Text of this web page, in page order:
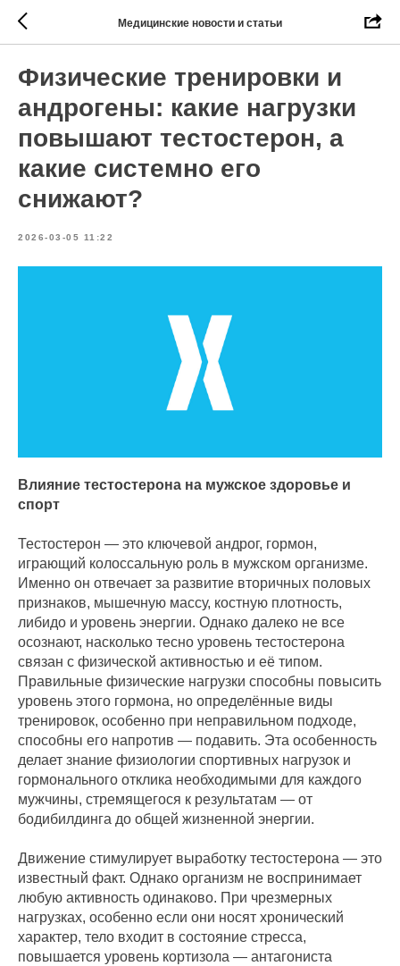
Медицинские новости и статьи
Физические тренировки и
андрогены: какие нагрузки
повышают тестостерон, а
какие системно его
снижают?
2026-03-05 11:22
Влияние тестостерона на мужское здоровье и
спорт
Тестостерон — это ключевой андрог, гормон,
играющий колоссальную роль в мужском организме.
Именно он отвечает за развитие вторичных половых
признаков, мышечную массу, костную плотность,
либидо и уровень энергии. Однако далеко не все
осознают, насколько тесно уровень тестостерона
связан с физической активностью и её типом.
Правильные физические нагрузки способны повысить
уровень этого гормона, но определённые виды
тренировок, особенно при неправильном подходе,
способны его напротив — подавить. Эта особенность
делает знание физиологии спортивных нагрузок и
гормонального отклика необходимыми для каждого
мужчины, стремящегося к результатам — от
бодибилдинга до общей жизненной энергии.
Движение стимулирует выработку тестостерона — это
известный факт. Однако организм не воспринимает
любую активность одинаково. При чрезмерных
нагрузках, особенно если они носят хронический
характер, тело входит в состояние стресса,
повышается уровень кортизола — антагониста